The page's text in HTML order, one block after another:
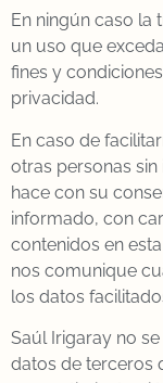
En ningún caso la
un uso que
fines y
privacidad.
En caso de
otras personas sin
hace con su
informado, con
contenidos en
nos comunique
los datos
Saúl Irigaray no
datos de terceros